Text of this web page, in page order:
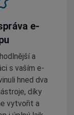
e-
a
s vaším e-
hned dva
díky
vytvořit a